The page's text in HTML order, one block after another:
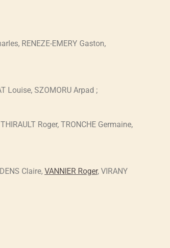
RENEZE-EMERY Gaston,
Louise, SZOMORU Arpad ;
Roger, TRONCHE Germaine,
Claire, VANNIER Roger, VIRANY